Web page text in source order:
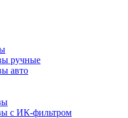
ручные
авто
с ИК-фильтром